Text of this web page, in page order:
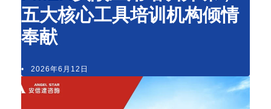
五大核心工具培训机构倾情
奉献
• 2026年6月12日